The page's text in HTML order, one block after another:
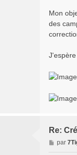
Mon
des
Re:
M
e
par